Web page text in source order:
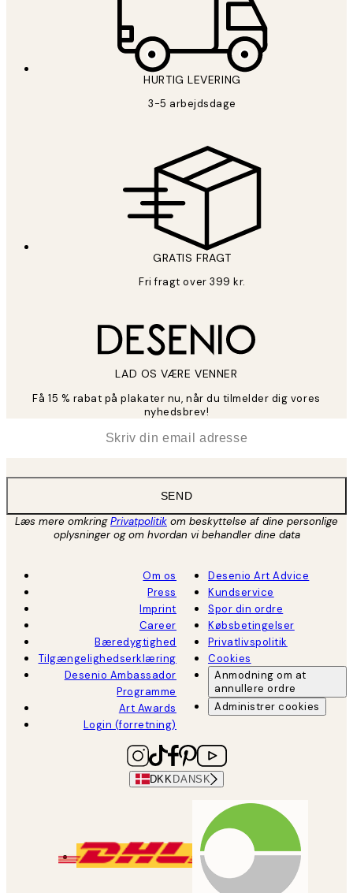
HURTIG LEVERING
3-5 arbejdsdage
GRATIS FRAGT
Fri fragt over 399 kr.
LAD OS VÆRE VENNER
Få 15 % rabat på plakater nu, når du tilmelder dig vores
nyhedsbrev!
SEND
Læs mere omkringPrivatpolitik om beskyttelse af dine personlige
oplysninger og om hvordan vi behandler dine data
Om os
Press
Imprint
Career
Bæredygtighed
Tilgængelighedserklæring
Desenio Ambassador
Programme
Art Awards
Login (forretning)
Desenio Art Advice
Kundservice
Spor din ordre
Købsbetingelser
Privatlivspolitik
Cookies
Anmodning om at
annullere ordre
Administrer cookies
DKK DANSK